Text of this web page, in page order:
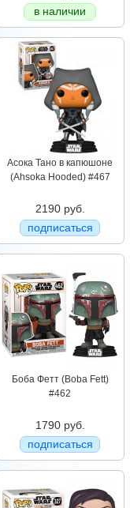
в наличии
Асока Тано в капюшоне
(Ahsoka Hooded) #467
2190 руб.
подписаться
Боба Фетт (Boba Fett)
#462
1790 руб.
подписаться